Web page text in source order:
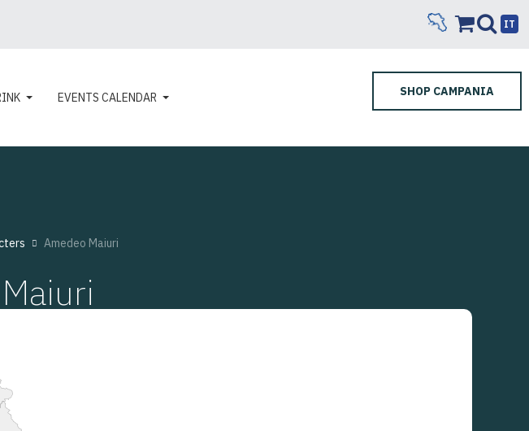
IT
EVENTS CALENDAR SHOP CAMPANIA
Amedeo Maiuri